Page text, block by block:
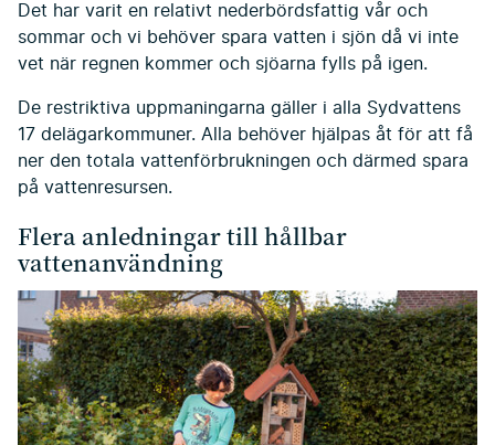
Det har varit en relativt nederbördsfattig vår och
sommar och vi behöver spara vatten i sjön då vi inte
vet när regnen kommer och sjöarna fylls på igen.
De restriktiva uppmaningarna gäller i alla Sydvattens
17 delägarkommuner. Alla behöver hjälpas åt för att få
ner den totala vattenförbrukningen och därmed spara
på vattenresursen.
Flera anledningar till hållbar
vattenanvändning